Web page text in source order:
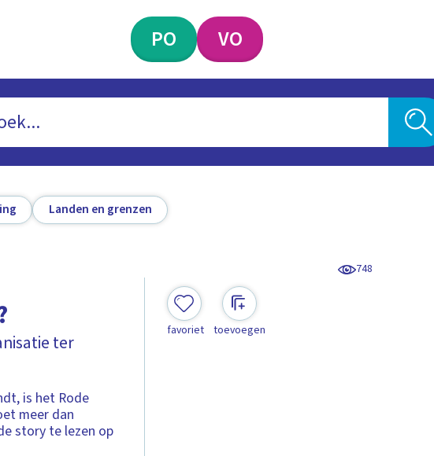
PO VO
Landen en grenzen
748
ter
is het Rode
meer dan
story te lezen op
favoriet toevoegen